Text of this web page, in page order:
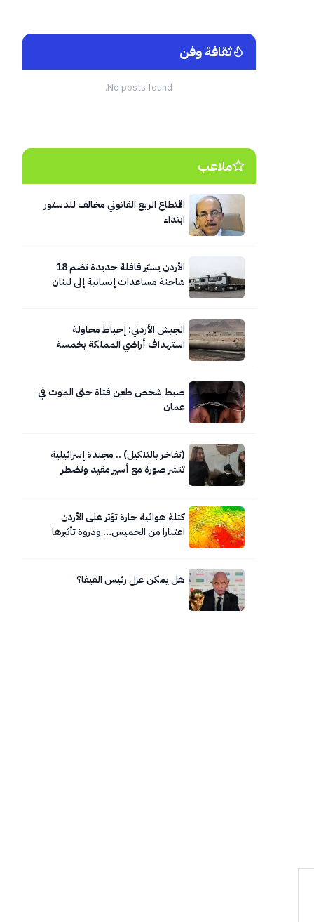
ثقافة وفن
No posts found.
ملاعب
اقتطاع الربع القانوني مخالف للدستور
ابتداء
الأردن يسيّر قافلة جديدة تضم 18
شاحنة مساعدات إنسانية إلى لبنان
الجيش الأردني: إحباط محاولة
استهداف أراضي المملكة بخمسة
ضبط شخص طعن فتاة حتى الموت في
عمان
(تفاخر بالتنكيل) .. مجندة إسرائيلية
تنشر صورة مع أسير مقيد وتضطر
كتلة هوائية حارة تؤثر على الأردن
اعتبارا من الخميس… وذروة تأثيرها
هل يمكن عزل رئيس الفيفا؟